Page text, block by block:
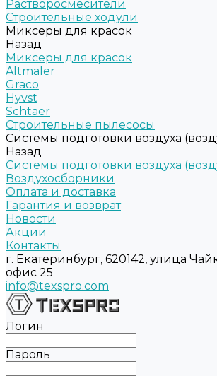
Растворосмесители
Строительные ходули
Миксеры для красок
Назад
Миксеры для красок
Altmaler
Graco
Hyvst
Schtaer
Строительные пылесосы
Системы подготовки воздуха
Назад
Системы подготовки воздуха
Воздухосборники
Оплата и доставка
Гарантия и возврат
Новости
Акции
Контакты
г. Екатеринбург, 620142, улица
офис 25
info@texspro.com
Логин
Пароль